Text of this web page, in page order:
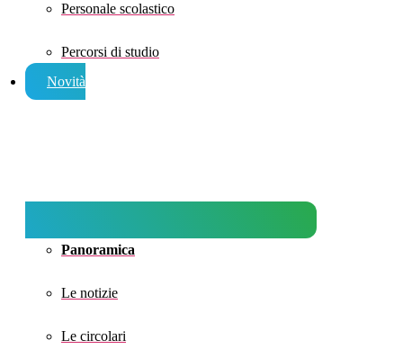
Personale scolastico
Percorsi di studio
Novità
Panoramica
Le notizie
Le circolari